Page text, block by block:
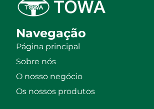
Navegação
Página principal
Sobre nós
O nosso negócio
Os nossos produtos